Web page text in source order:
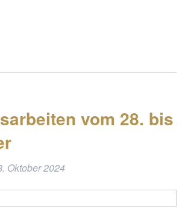
vom 28. bis
Oktober 2024